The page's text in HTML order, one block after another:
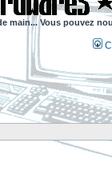
main... Vous pouvez